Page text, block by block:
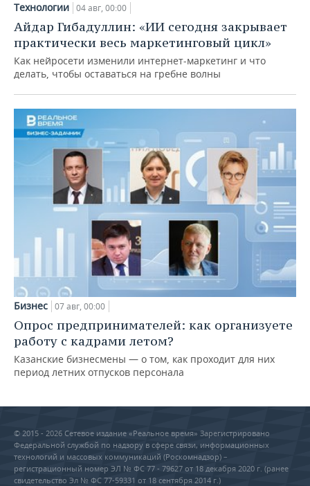
Технологии 04 авг, 00:00
Айдар Гибадуллин: «ИИ сегодня закрывает
практически весь маркетинговый цикл»
Как нейросети изменили интернет-маркетинг и что
делать, чтобы оставаться на гребне волны
Бизнес 07 авг, 00:00
Опрос предпринимателей: как организуете
работу с кадрами летом?
Казанские бизнесмены — о том, как проходит для них
период летних отпусков персонала
© 2015 - 2026 Сетевое издание «Реальное время» Зарегистрировано
Федеральной службой по надзору в сфере связи, информационных
технологий и массовых коммуникаций (Роскомнадзор) –
регистрационный номер ЭЛ № ФС 77 - 79627 от 18 декабря 2020 г. (ранее
свидетельство Эл № ФС 77-59331 от 18 сентября 2014 г.)